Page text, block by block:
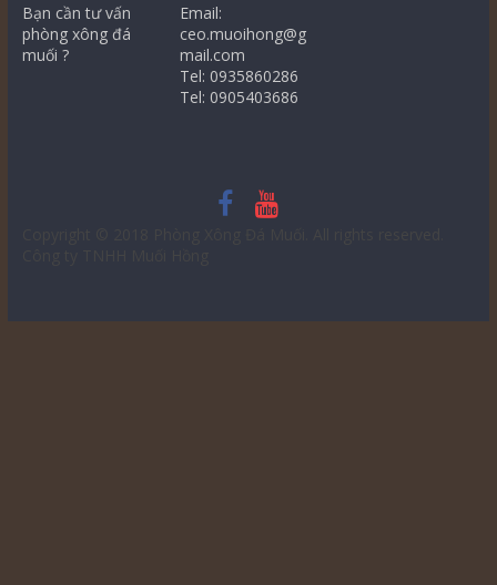
Bạn cần tư vấn
phòng xông đá
muối ?
Email:
ceo.muoihong@g
mail.com
Tel: 0935860286
Tel: 0905403686